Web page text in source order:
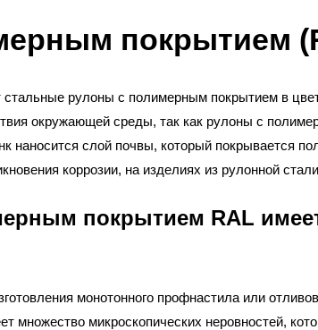
покрытием
стальные рулоны с полимерным покрытием в
окружающей среды, так как рулоны с
наносится слой почвы, который покрывается
коррозии, на изделиях из рулонной
покрытием RAL
монотонного профнастила или
множество микроскопических неровностей,